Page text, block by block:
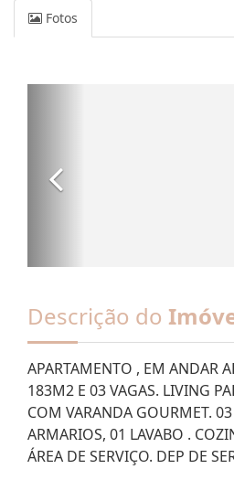
Fotos
Descrição do
APARTAMENTO , EM ANDAR
183M2 E 03 VAGAS. LIVING
COM VARANDA GOURMET.
ARMARIOS, 01 LAVABO .
ÁREA DE SERVIÇO. DEP DE